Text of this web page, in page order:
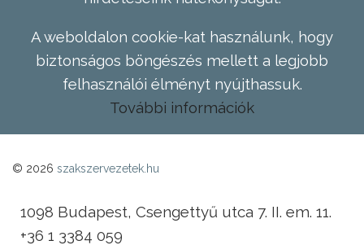
A weboldalon cookie-kat használunk, hogy
biztonságos böngészés mellett a legjobb
felhasználói élményt nyújthassuk.
További információk
© 2026 szakszervezetek.hu
1098 Budapest, Csengettyű utca 7. II. em. 11.
+36 1 3384 059